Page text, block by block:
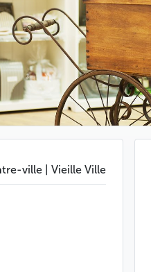
ville | Vieille Ville